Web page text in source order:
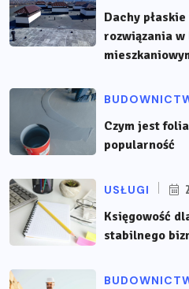
Dachy
rozwiązania
Czym jest
popularność
USŁUGI
Księgowość
stabilnego